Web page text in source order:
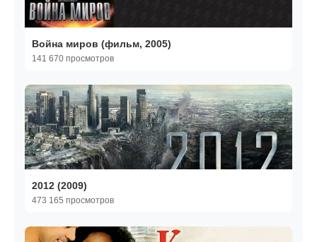
Война миров (фильм, 2005)
141 670 просмотров
2012 (2009)
473 165 просмотров